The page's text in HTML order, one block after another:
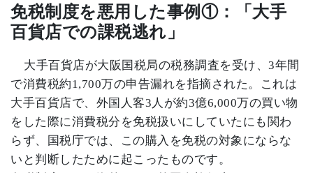
免税制度を悪用した事例①：「大手
百貨店での課税逃れ」
大手百貨店が大阪国税局の税務調査を受け、3年間
で消費税約1,700万の申告漏れを指摘された。これは
大手百貨店で、外国人客3 人が約3億6,000万の買い物
をした際に消費税分を免税扱いにしていたにも関わ
らず、国税庁では、この購入を免税の対象にならな
いと判断したために起こったものです。